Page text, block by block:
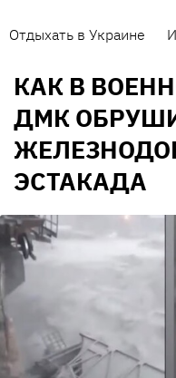
Отдыхать в Украине
КАК В
ДМК
ЭСТАКАДА